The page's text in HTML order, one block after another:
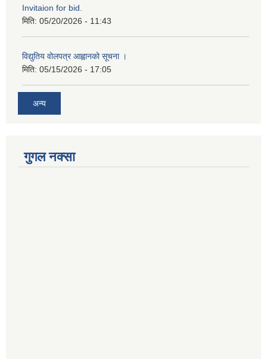
Invitaion for bid.
मिति: 05/20/2026 - 11:43
विद्युतिय वोलपत्र आह्वानको सूचना ।
मिति: 05/15/2026 - 17:05
अन्य
गुगल नक्सा